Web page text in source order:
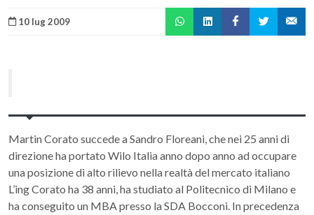
10 lug 2009
Martin Corato succede a Sandro Floreani, che nei 25 anni di
direzione ha portato Wilo Italia anno dopo anno ad occupare
una posizione di alto rilievo nella realtà del mercato italiano
L’ing Corato ha 38 anni, ha studiato al Politecnico di Milano e
ha conseguito un MBA presso la SDA Bocconi. In precedenza